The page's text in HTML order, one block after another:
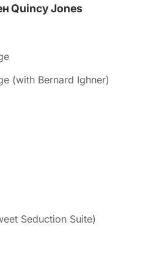
Quincy Jones
(with Bernard Ighner)
Seduction Suite)